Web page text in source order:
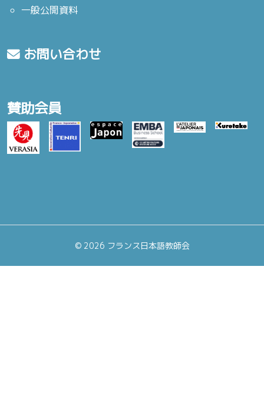
一般公開資料
お問い合わせ
賛助会員
©2026 フランス日本語教師会